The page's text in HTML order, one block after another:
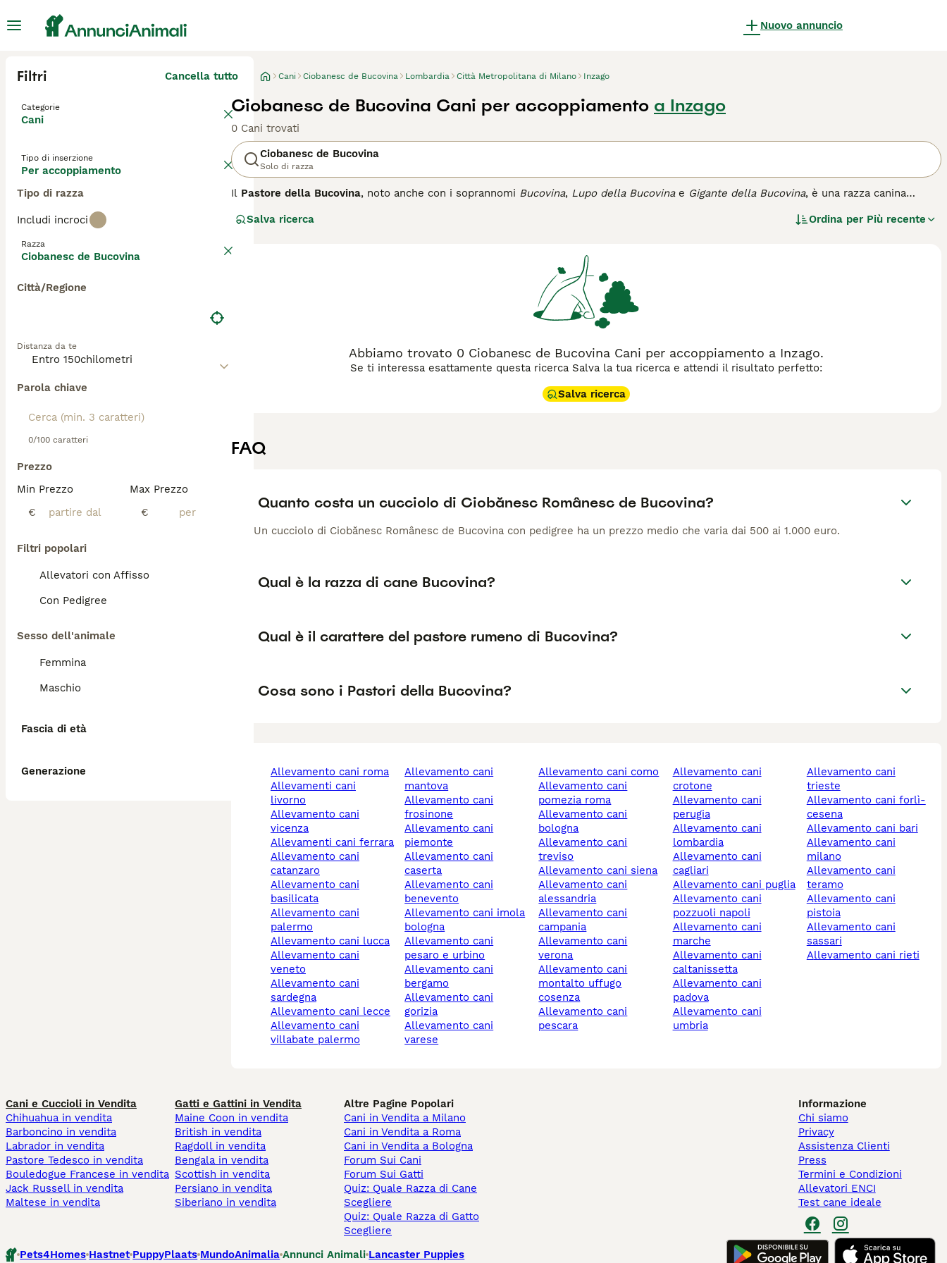
Nuovo annuncio
Filtri Cancella tutto
Categorie
Cani
Tipo di inserzione
Per accoppiamento
Tipo di razza
Includi incroci
Razza
Ciobanesc de Bucovina
Città/Regione
Distanza da te
Parola chiave
0/100 caratteri
Prezzo
Min Prezzo
€
Max Prezzo
€
Filtri popolari
Allevatori con Affisso
Con Pedigree
Sesso dell'animale
Femmina
Maschio
Fascia di età
Generazione
Cani Ciobanesc de Bucovina Lombardia Città Metropolitana di Milano Inzago
Ciobanesc de Bucovina Cani per accoppiamento a Inzago
0 Cani trovati
Ciobanesc de Bucovina
Solo di razza
Il Pastore della Bucovina, noto anche con i soprannomi Bucovina, Lupo della Bucovinae Gigante della Bucovina, è una razza canina
selezionato per secoli come guardiano del bestiame, difendendo greggi da predatori come lupi e orsi. Il
Ciobanesc de Bucovina si
folto e resistente, spesso bianco con macchie nere o grigie, e caratterizzato da un collare di pelo più lungo che ricorda una criniera. Dal
punto di vista caratteriale, è un cane calmo, equilibrato e coraggioso, estremamente leale e protettivo verso la famiglia, adatto
soprattutto a chi vive in zone rurali o con ampi spazi recintati. IlPastore della Bucovina
formazione costante per gestire il suo forte istinto di guardia e la sua indipendenza. È perfetto per proprietari esperti che possono
dedicargli attenzione, esercizio e cura adeguata per mantenere la sua salute e vitalità.
Salva ricerca Ordina per Più recente
Abbiamo trovato 0 Ciobanesc de Bucovina Cani per accoppiamento a Inzago.
Se ti interessa esattamente questa ricerca Salva la tua ricerca e attendi il risultato perfetto:
Salva ricerca
FAQ
Quanto costa un cucciolo di Ciobănesc Românesc de Bucovina?
Un cucciolo di Ciobănesc Românesc de Bucovina con pedigree ha un prezzo medio che varia dai 500 ai 1.000 euro.
Qual è la razza di cane Bucovina?
Qual è il carattere del pastore rumeno di Bucovina?
Cosa sono i Pastori della Bucovina?
allevamento cani roma
allevamenti cani
livorno
allevamento cani
vicenza
allevamenti cani ferrara
allevamento cani
catanzaro
allevamento cani
basilicata
allevamento cani
palermo
allevamento cani lucca
allevamento cani
veneto
allevamento cani
sardegna
allevamento cani lecce
allevamento cani
villabate palermo
allevamento cani
mantova
allevamento cani
frosinone
allevamento cani
piemonte
allevamento cani
caserta
allevamento cani
benevento
allevamento cani imola
bologna
allevamento cani
pesaro e urbino
allevamento cani
bergamo
allevamento cani
gorizia
allevamento cani
varese
allevamento cani como
allevamento cani
pomezia roma
allevamento cani
bologna
allevamento cani
treviso
allevamento cani siena
allevamento cani
alessandria
allevamento cani
campania
allevamento cani
verona
allevamento cani
montalto uffugo
cosenza
allevamento cani
pescara
allevamento cani
crotone
allevamento cani
perugia
allevamento cani
lombardia
allevamento cani
cagliari
allevamento cani puglia
allevamento cani
pozzuoli napoli
allevamento cani
marche
allevamento cani
caltanissetta
allevamento cani
padova
allevamento cani
umbria
allevamento cani
trieste
allevamento cani forlì-
cesena
allevamento cani bari
allevamento cani
milano
allevamento cani
teramo
allevamento cani
pistoia
allevamento cani
sassari
allevamento cani rieti
Cani e Cuccioli in Vendita
Chihuahua in vendita
Barboncino in vendita
Labrador in vendita
Pastore Tedesco in vendita
Bouledogue Francese in vendita
Jack Russell in vendita
Maltese in vendita
Gatti e Gattini in Vendita
Maine Coon in vendita
British in vendita
Ragdoll in vendita
Bengala in vendita
Scottish in vendita
Persiano in vendita
Siberiano in vendita
Altre Pagine Popolari
Cani in Vendita a Milano
Cani in Vendita a Roma
Cani in Vendita a Bologna
Forum Sui Cani
Forum Sui Gatti
Quiz: Quale Razza di Cane
Scegliere
Quiz: Quale Razza di Gatto
Scegliere
Informazione
Chi siamo
Privacy
Assistenza Clienti
Press
Termini e Condizioni
Allevatori ENCI
Test cane ideale
Pets4Homes Hastnet PuppyPlaats MundoAnimalia Annunci Animali Lancaster Puppies